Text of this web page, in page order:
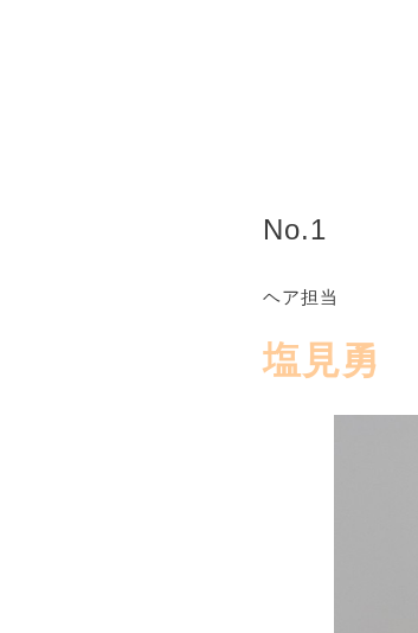
No.1
ヘア担当
塩見勇